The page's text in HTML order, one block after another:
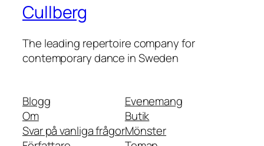
Cullberg
The leading repertoire company for
contemporary dance in Sweden
Blogg
Om
Svar på vanliga frågor
Evenemang
Butik
Mönster